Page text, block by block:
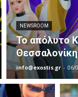
NEWSROOM
Το απόλυτο
Θεσσαλονίκη
info@exostis.gr - 06/